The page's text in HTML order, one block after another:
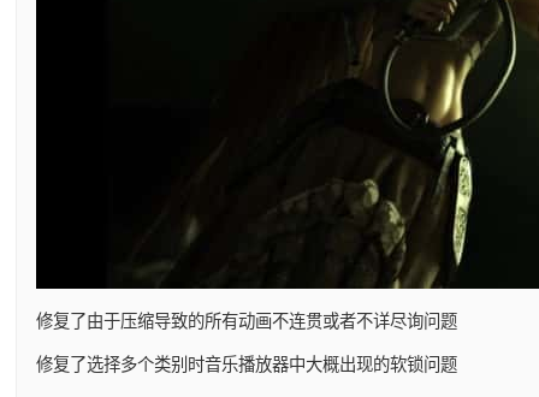
修复了由于压缩导致的所有动画不连贯或者不详尽询问题
修复了选择多个类别时音乐播放器中大概出现的软锁问题